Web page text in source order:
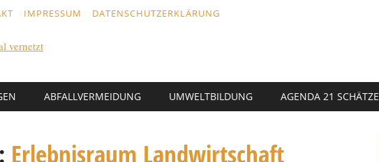
IMPRESSUM DATENSCHUTZERKLÄRUNG
ABFALLVERMEIDUNG UMWELTBILDUNG AGENDA 21 SCHÄTZE
Erlebnisraum Landwirtschaft